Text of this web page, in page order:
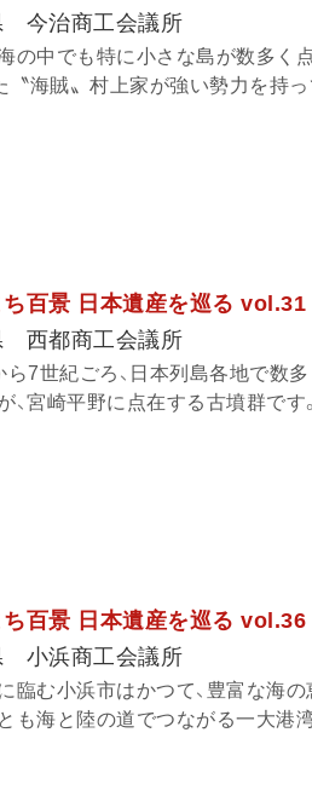
今治商工会議所
の中でも特に小さな島が数多く
〝海賊〟村上家が強い勢力を持っ
百景 日本遺産を巡る vol.31
西都商工会議所
ら7世紀ごろ、日本列島各地で数
、宮崎平野に点在する古墳群です
百景 日本遺産を巡る vol.36
小浜商工会議所
臨む小浜市はかつて、豊富な海
も海と陸の道でつながる一大港